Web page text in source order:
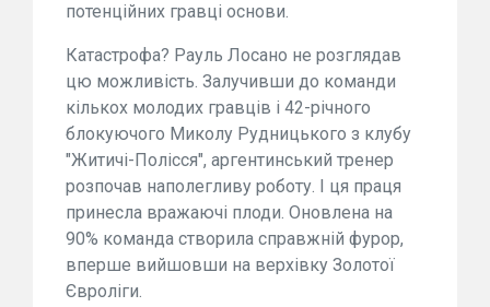
потенційних гравці основи.
Катастрофа? Рауль Лосано не розглядав
цю можливість. Залучивши до команди
кількох молодих гравців і 42-річного
блокуючого Миколу Рудницького з клубу
"Житичі-Полісся", аргентинський тренер
розпочав наполегливу роботу. І ця праця
принесла вражаючі плоди. Оновлена на
90% команда створила справжній фурор,
вперше вийшовши на верхівку Золотої
Євроліги.